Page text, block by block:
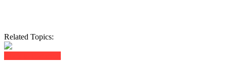
Related Topics: